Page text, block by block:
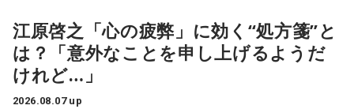
した作品なんですけど、まずは原作を読みました。それで、0
から1にするときに、心のなかで薪をくべて火種を燃やしてい
く。そして、風が吹いてめちゃめちゃ燃えていくみたいな。
そういったものを絶やさずに「自分だけでやっていくぞ！」
みたいな気持ちと、私がお家で音楽を作っているとき
◆“真逆な作り方”で楽曲制作
リーガルリリーは高校在学時から注目を集め、国内大型ロッ
江原啓之「心の疲弊」に効く“処方箋”と
は？「意外なことを申し上げるようだ
けれど…」
2026.08.07 up